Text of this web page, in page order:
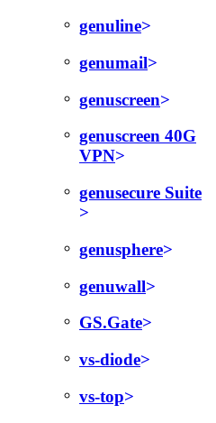
genuline
genumail
genuscreen
genuscreen 40G
VPN
genusecure Suite
genusphere
genuwall
GS.Gate
vs-diode
vs-top